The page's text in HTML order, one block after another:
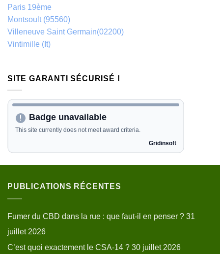
Paris 19ème
Montsoult (95560)
Villeneuve Saint Germain(02200)
Vintimille (It)
SITE GARANTI SÉCURISÉ !
PUBLICATIONS RÉCENTES
Fumer du CBD dans la rue : que faut-il en penser ? 31
juillet 2026
C’est quoi exactement le CSA-14 ? 30 juillet 2026